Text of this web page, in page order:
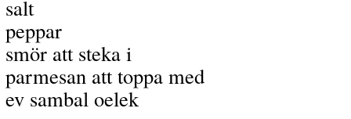
salt
peppar
smör att steka i
parmesan att toppa med
ev sambal oelek